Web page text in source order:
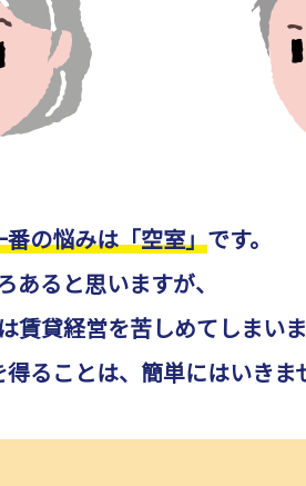
番の悩みは「空室」です。
あると思いますが、
賃貸経営を苦しめてしまいま
ることは、簡単にはいきま